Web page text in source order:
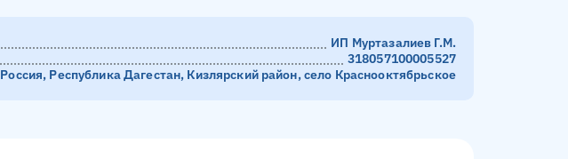
ИП Муртазалиев Г.М.
318057100005527
Россия, Республика Дагестан, Кизлярский район, село Краснооктябрьское